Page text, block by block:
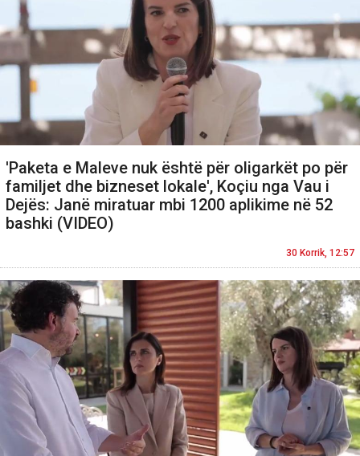
'Paketa e Maleve nuk është për oligarkët po për
familjet dhe bizneset lokale', Koçiu nga Vau i
Dejës: Janë miratuar mbi 1200 aplikime në 52
bashki (VIDEO)
30 Korrik, 12:57